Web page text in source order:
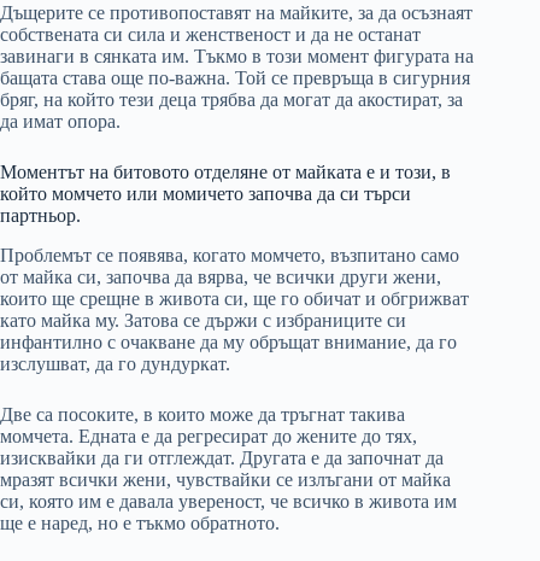
Дъщерите се противопоставят на майките, за да осъзнаят
собствената си сила и женственост и да не останат
завинаги в сянката им. Тъкмо в този момент фигурата на
бащата става още по-важна. Той се превръща в сигурния
бряг, на който тези деца трябва да могат да акостират, за
да имат опора.
Моментът на битовото отделяне от майката е и този, в
който момчето или момичето започва да си търси
партньор.
Проблемът се появява, когато момчето, възпитано само
от майка си, започва да вярва, че всички други жени,
които ще срещне в живота си, ще го обичат и обгрижват
като майка му. Затова се държи с избраниците си
инфантилно с очакване да му обръщат внимание, да го
изслушват, да го дундуркат.
Две са посоките, в които може да тръгнат такива
момчета. Едната е да регресират до жените до тях,
изисквайки да ги отглеждат. Другата е да започнат да
мразят всички жени, чувствайки се излъгани от майка
си, която им е давала увереност, че всичко в живота им
ще е наред, но е тъкмо обратното.